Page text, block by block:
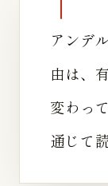
アンデ
由は、
変わっ
通じて